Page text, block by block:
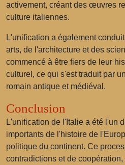
activement, créant des œuvres
culture italiennes.
L'unification a également
arts, de l'architecture et des
commencé à être fiers de leur
culturel, ce qui s'est traduit par
romain antique et médiéval.
Conclusion
L'unification de l'Italie a été l'un
importants de l'histoire de
politique du continent. Ce
contradictions et de